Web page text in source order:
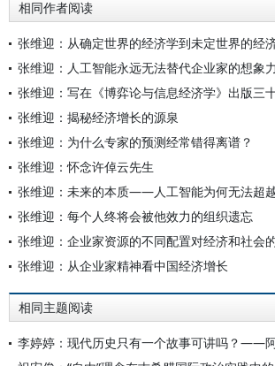
相同作者阅读
张维迎：从确定世界的经济学到未定世界的经
张维迎：人工智能永远无法替代企业家的想象力
张维迎：写在《博弈论与信息经济学》出版三
张维迎：揭秘经济增长的源泉
张维迎：为什么专家的预测经常错得离谱？
张维迎：怀念许倬云先生
张维迎：未来的本质——人工智能为何无法超
张维迎：每个人终将会被他效力的组织遗忘
张维迎：企业家资源的不同配置对经济和社会
张维迎：从企业家精神看中国经济增长
相同主题阅读